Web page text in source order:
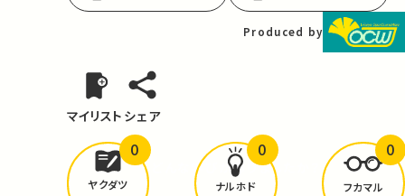
Produced by
マイリスト シェア
どんな学びがありましたか？
ヤクダツ
0
ナルホド
0
フカマル
0